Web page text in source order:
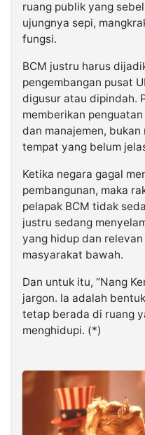
ruang publik yang
ujungnya sepi,
fungsi.
BCM justru harus
pengembangan pusat
digusur atau dipindah.
memberikan
dan manajemen,
tempat yang belum
Ketika negara gagal
pembangunan, maka
pelapak BCM tidak
justru sedang
yang hidup dan
masyarakat bawah.
Dan untuk itu, “Nang
jargon. Ia adalah
tetap berada di ruang
menghidupi. (*)